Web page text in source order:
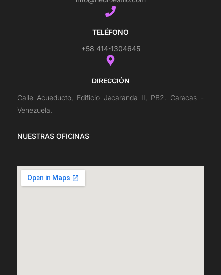
TELÉFONO
+58 414-1304645
DIRECCIÓN
Calle Acueducto, Edificio Jacaranda II, PB2. Caracas -
Venezuela.
NUESTRAS OFICINAS